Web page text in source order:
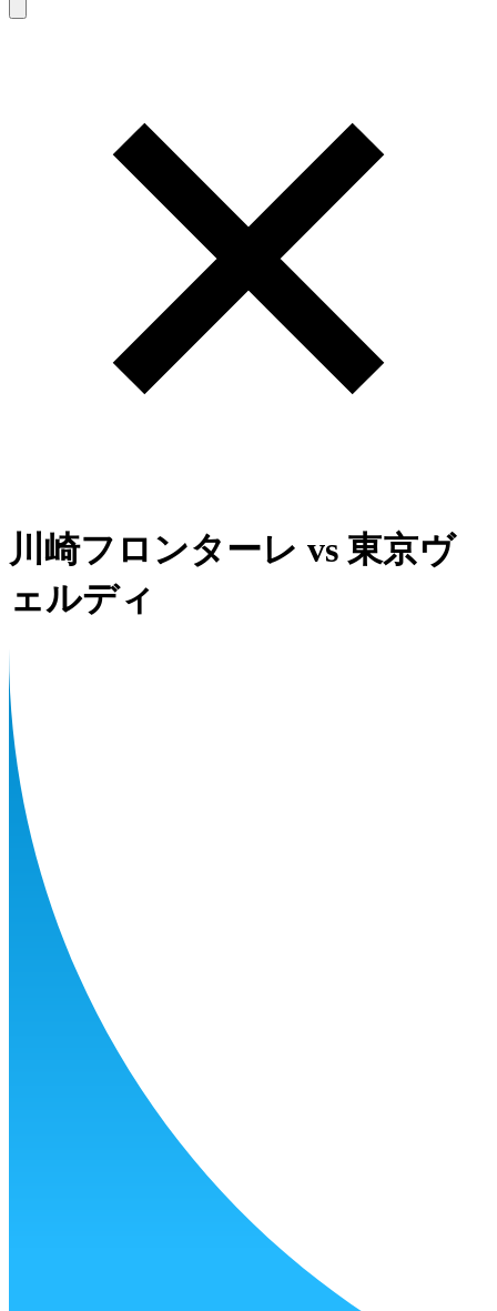
川崎フロンターレ vs 東京ヴ
ェルディ